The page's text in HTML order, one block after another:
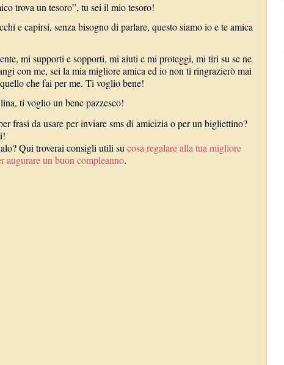
trova un tesoro”, tu sei il mio tesoro!
e capirsi, senza bisogno di parlare, questo siamo io e te amica
mi supporti e sopporti, mi aiuti e mi proteggi, mi tiri su se ne
con me, sei la mia migliore amica ed io non ti ringrazierò mai
che fai per me. Ti voglio bene!
ti voglio un bene pazzesco!
frasi da usare per inviare sms di amicizia o per un bigliettino?
Qui troverai consigli utili sucosa regalare alla tua migliore
augurare un buon compleanno.